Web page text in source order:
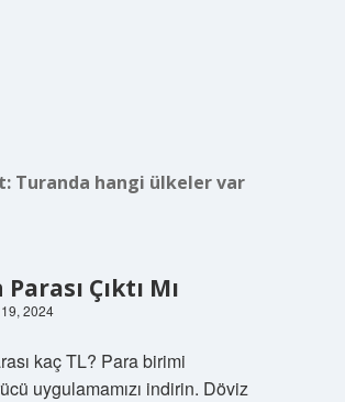
Turanda hangi ülkeler var
Çıktı Mı
2024
kaç TL? Para birimi
uygulamamızı indirin. Döviz